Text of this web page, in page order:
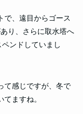
で、遠目からゴース
り、さらに取水塔へ
ンドしていまし
て感じですが、冬で
ますね。